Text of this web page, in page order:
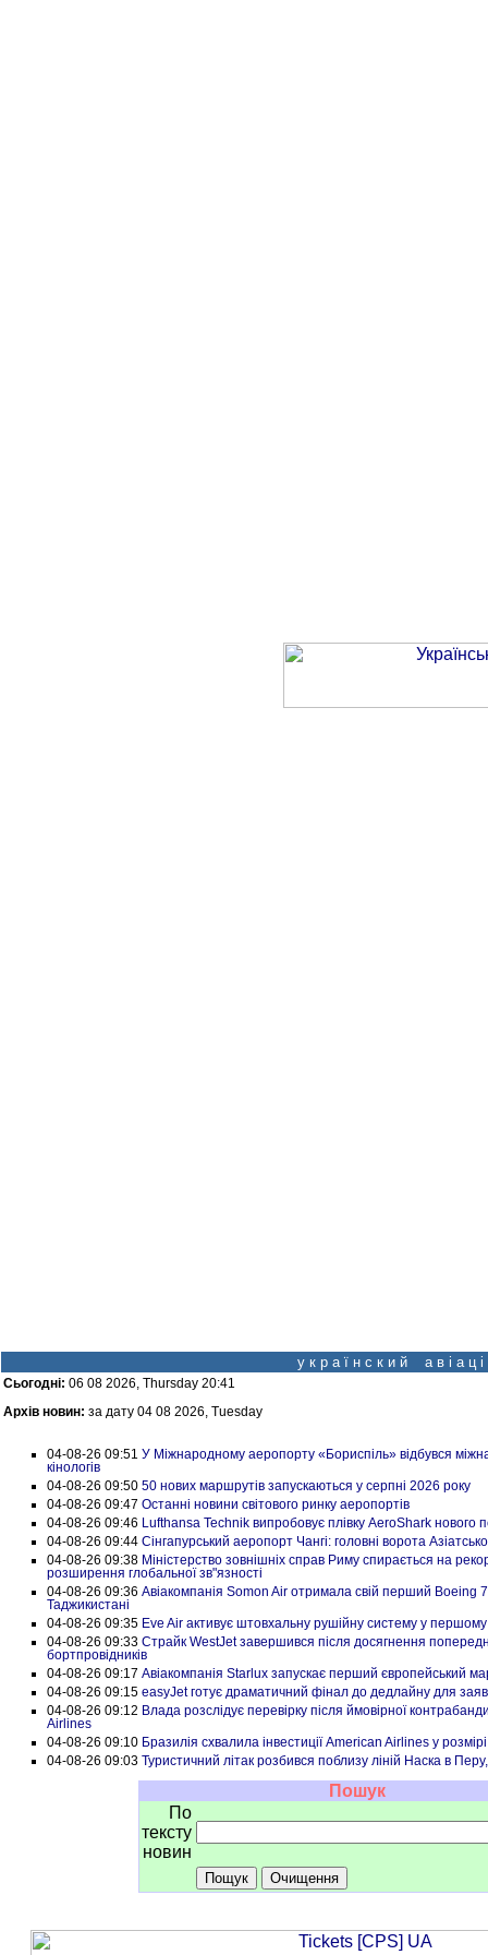
у к р а ї н с к и й а в і а
Сьогодні: 06 08 2026, Thursday 20:41
Архів новин: за дату 04 08 2026, Tuesday
04-08-26 09:51 У Міжнародному аеропорту «Бориспіль» відбувся
кінологів
04-08-26 09:50 50 нових маршрутів запускаються у серпні 2026 року
04-08-26 09:47 Останні новини світового ринку аеропортів
04-08-26 09:46 Lufthansa Technik випробовує плівку AeroShark нового
04-08-26 09:44 Сінгапурський аеропорт Чангі: головні ворота
04-08-26 09:38 Міністерство зовнішніх справ Риму спирається на
розширення глобальної зв"язності
04-08-26 09:36 Авіакомпанія Somon Air отримала свій перший Boeing
Таджикистані
04-08-26 09:35 Eve Air активує штовхальну рушійну систему у
04-08-26 09:33 Страйк WestJet завершився після досягнення
бортпровідників
04-08-26 09:17 Авіакомпанія Starlux запускає перший європейський
04-08-26 09:15 easyJet готує драматичний фінал до дедлайну для
04-08-26 09:12 Влада розслідує перевірку після ймовірної
Airlines
04-08-26 09:10 Бразилія схвалила інвестиції American Airlines у
04-08-26 09:03 Туристичний літак розбився поблизу ліній Наска в
Пошук
По
тексту
новин